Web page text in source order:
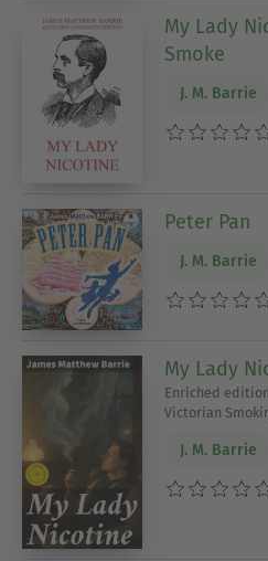
My Lady
Smoke
J. M. Barrie
Peter Pan
J. M. Barrie
My Lady
Enriched
Victorian
J. M. Barrie